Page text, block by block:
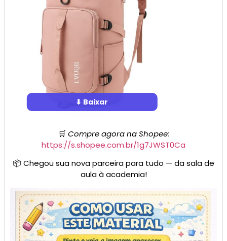
⬇ Baixar
🛒 Compre agora na Shopee:
https://s.shopee.com.br/1g7JWST0Ca
📦 Chegou sua nova parceira para tudo — da sala de
aula à academia!